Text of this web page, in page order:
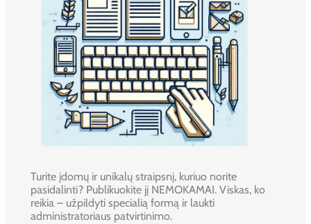
Turite įdomų ir unikalų straipsnį, kuriuo norite
pasidalinti? Publikuokite jį NEMOKAMAI. Viskas, ko
reikia – užpildyti specialią formą ir laukti
administratoriaus patvirtinimo.